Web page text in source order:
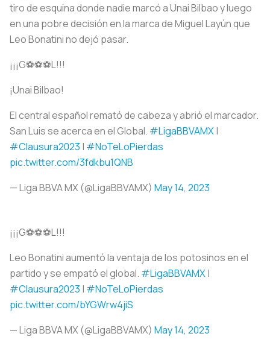
tiro de esquina donde nadie marcó a Unai Bilbao y luego
en una pobre decisión en la marca de Miguel Layún que
Leo Bonatini no dejó pasar.
¡¡¡G⚽⚽⚽L!!!
¡Unai Bilbao!
El central español remató de cabeza y abrió el marcador.
San Luis se acerca en el Global. #LigaBBVAMX|
#Clausura2023 | #NoTeLoPierdas
pic.twitter.com/3fdkbu1QNB
— Liga BBVA MX (@LigaBBVAMX) May 14, 2023
¡¡¡G⚽⚽⚽L!!!
Leo Bonatini aumentó la ventaja de los potosinos en el
partido y se empató el global. #LigaBBVAMX|
#Clausura2023 | #NoTeLoPierdas
pic.twitter.com/bYGWrw4jiS
— Liga BBVA MX (@LigaBBVAMX) May 14, 2023